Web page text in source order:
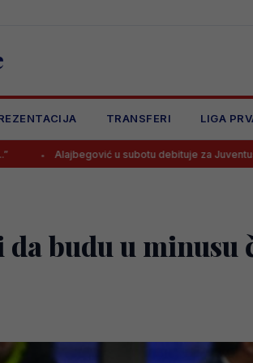
TRANSFERI LIGA
u subotu debituje za Juventus, osiguran TV
budu u minusu